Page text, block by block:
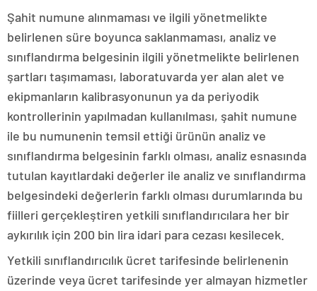
Şahit numune alınmaması ve ilgili yönetmelikte
belirlenen süre boyunca saklanmaması, analiz ve
sınıflandırma belgesinin ilgili yönetmelikte belirlenen
şartları taşımaması, laboratuvarda yer alan alet ve
ekipmanların kalibrasyonunun ya da periyodik
kontrollerinin yapılmadan kullanılması, şahit numune
ile bu numunenin temsil ettiği ürünün analiz ve
sınıflandırma belgesinin farklı olması, analiz esnasında
tutulan kayıtlardaki değerler ile analiz ve sınıflandırma
belgesindeki değerlerin farklı olması durumlarında bu
fiilleri gerçekleştiren yetkili sınıflandırıcılara her bir
aykırılık için 200 bin lira idari para cezası kesilecek.
Yetkili sınıflandırıcılık ücret tarifesinde belirlenenin
üzerinde veya ücret tarifesinde yer almayan hizmetler